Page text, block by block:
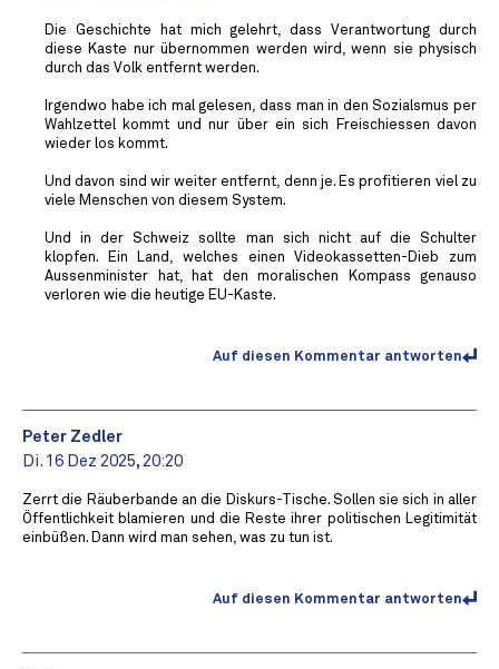
Die Geschichte hat mich gelehrt, dass Verantwortung durch
diese Kaste nur übernommen werden wird, wenn sie physisch
durch das Volk entfernt werden.
Irgendwo habe ich mal gelesen, dass man in den Sozialsmus per
Wahlzettel kommt und nur über ein sich Freischiessen davon
wieder los kommt.
Und davon sind wir weiter entfernt, denn je. Es profitieren viel zu
viele Menschen von diesem System.
Und in der Schweiz sollte man sich nicht auf die Schulter
klopfen. Ein Land, welches einen Videokassetten-Dieb zum
Aussenminister hat, hat den moralischen Kompass genauso
verloren wie die heutige EU-Kaste.
Auf diesen Kommentar antworten
Peter Zedler
Di. 16 Dez 2025, 20:20
Zerrt die Räuberbande an die Diskurs-Tische. Sollen sie sich in aller
Öffentlichkeit blamieren und die Reste ihrer politischen Legitimität
einbüßen. Dann wird man sehen, was zu tun ist.
Auf diesen Kommentar antworten